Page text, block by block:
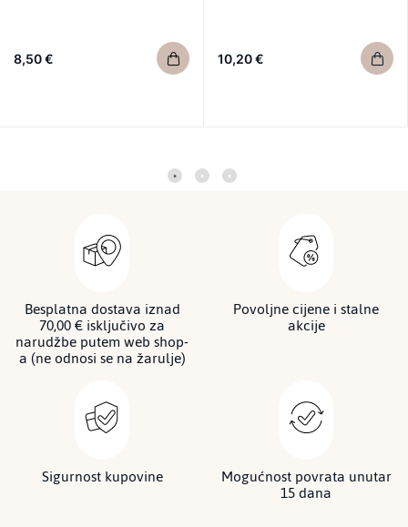
8,50 € 10,20 €
Besplatna dostava iznad
70,00 € isključivo za
narudžbe putem web shop-
a (ne odnosi se na žarulje)
Povoljne cijene i stalne
akcije
Sigurnost kupovine Mogućnost povrata unutar
15 dana